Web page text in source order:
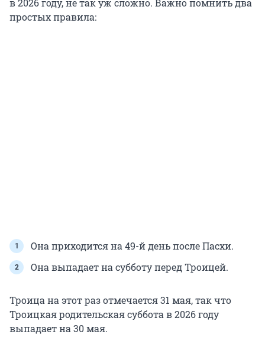
в 2026 году, не так уж сложно. Важно помнить два
простых правила:
Она приходится на 49-й день после Пасхи.
Она выпадает на субботу перед Троицей.
Троица на этот раз отмечается 31 мая, так что
Троицкая родительская суббота в 2026 году
выпадает на 30 мая.